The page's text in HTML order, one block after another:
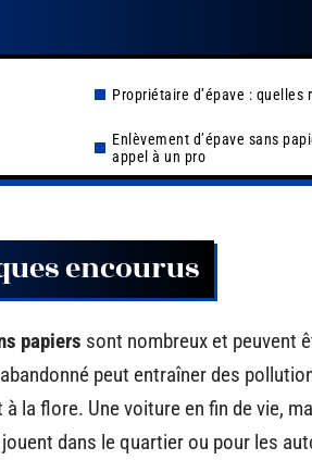
Propriétaire d’épave : quelles
Enlèvement d’épave sans
appel à un pro
encourus
papiers sont nombreux et peuvent
peut entraîner des
la flore. Une voiture en fin de vie,
dans le quartier ou pour les